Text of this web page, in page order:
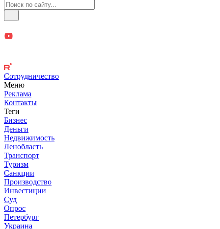
Сотрудничество
Меню
Реклама
Контакты
Теги
Бизнес
Деньги
Недвижимость
Ленобласть
Транспорт
Туризм
Санкции
Производство
Инвестиции
Суд
Опрос
Петербург
Украина